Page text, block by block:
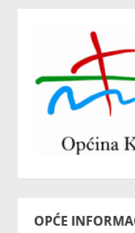
OPĆE